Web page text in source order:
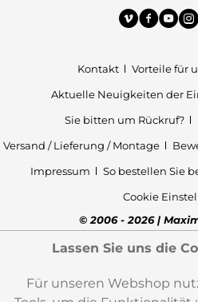
Kontakt
Vorteile für
Aktuelle Neuigkeiten der
Sie bitten um Rückruf?
Versand / Lieferung / Montage
Impressum
So bestellen Sie
Cookie
© 2006 - 2026 |
Lassen Sie uns die
Für unseren Webshop